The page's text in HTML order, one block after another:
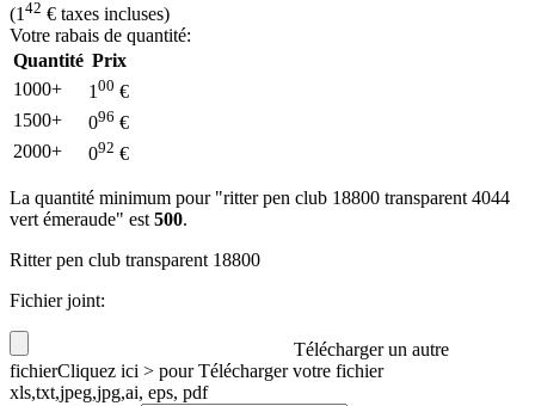
(1 42 € taxes incluses)
Votre rabais de quantité:
Quantité Prix
1000+
1 00 €
1500+
096 €
2000+
092 €
La quantité minimum pour "ritter pen club 18800 transparent 4044
vert émeraude" est 500.
Ritter pen club transparent 18800
Fichier joint:
Télécharger un autre
fichierCliquez ici > pour Télécharger votre fichier
xls,txt,jpeg,jpg,ai, eps, pdf